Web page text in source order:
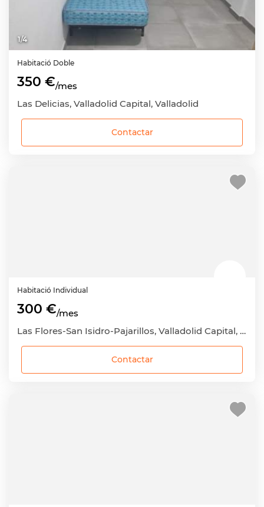
1/4
Habitació Doble
350 €/mes
Las Delicias, Valladolid Capital, Valladolid
Contactar
Habitació Individual
300 €/mes
Las Flores-San Isidro-Pajarillos, Valladolid Capital, Valladolid
Contactar